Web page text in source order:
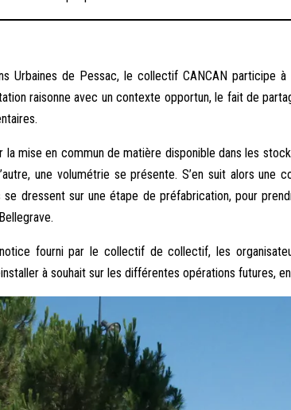
de Pessac, le collectif CANCAN participe à
raisonne avec un contexte opportun, le fait de
mise en commun de matière disponible dans les
une volumétrie se présente. S’en suit alors une
se dressent sur une étape de préfabrication, pour
fourni par le collectif de collectif, les
à souhait sur les différentes opérations futures,